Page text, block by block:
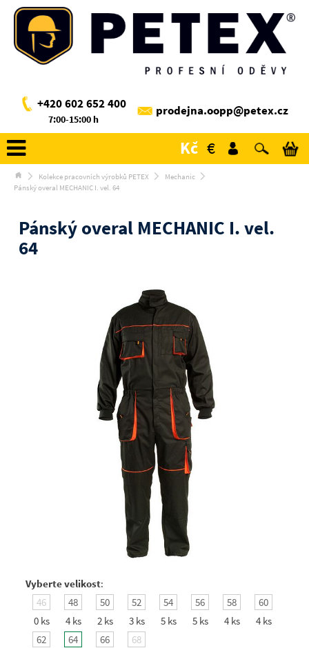
+420 602 652 400
7:00-15:00 h
prodejna.oopp@petex.cz
Kč €
Kolekce pracovních výrobků PETEX
Mechanic
Pánský overal MECHANIC I. vel. 64
Pánský overal MECHANIC I. vel.
64
Vyberte velikost:
46
0 ks
48
4 ks
50
2 ks
52
3 ks
54
5 ks
56
5 ks
58
4 ks
60
4 ks
62
64
66
68